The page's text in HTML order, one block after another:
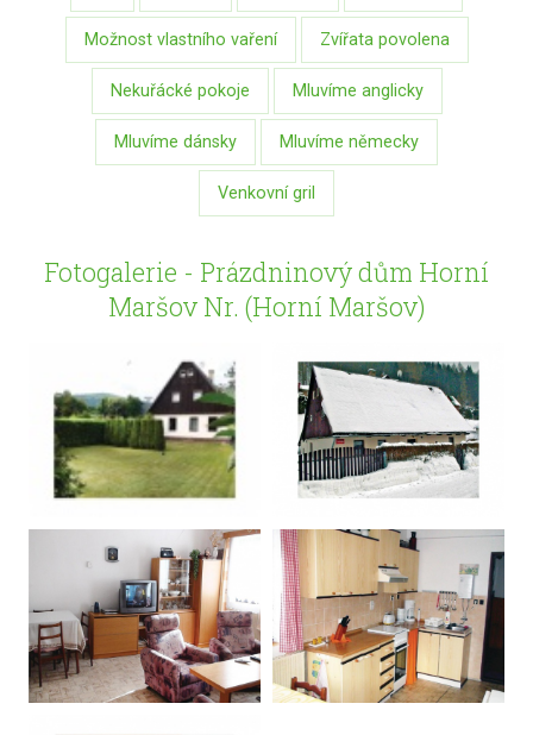
Možnost vlastního vaření Zvířata povolena
Nekuřácké pokoje Mluvíme anglicky
Mluvíme dánsky Mluvíme německy
Venkovní gril
Fotogalerie - Prázdninový dům Horní
Maršov Nr. (Horní Maršov)